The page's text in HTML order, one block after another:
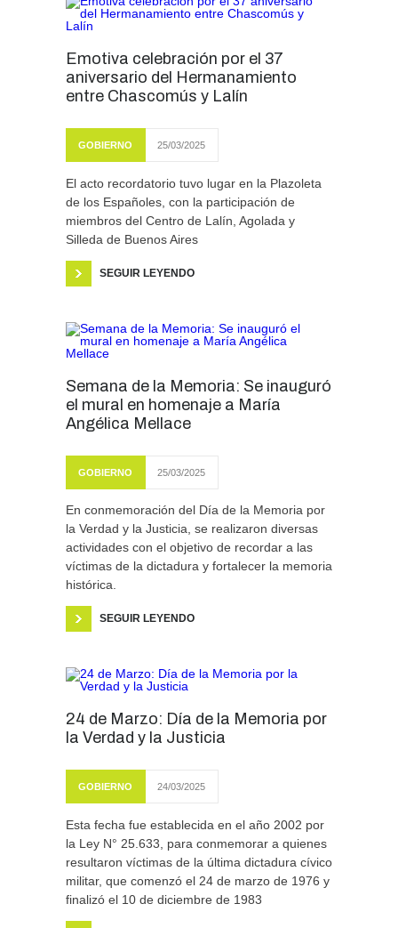
Emotiva celebración por el 37
aniversario del Hermanamiento
entre Chascomús y Lalín
GOBIERNO 25/03/2025
El acto recordatorio tuvo lugar en la Plazoleta
de los Españoles, con la participación de
miembros del Centro de Lalín, Agolada y
Silleda de Buenos Aires
SEGUIR LEYENDO
Semana de la Memoria: Se inauguró
el mural en homenaje a María
Angélica Mellace
GOBIERNO 25/03/2025
En conmemoración del Día de la Memoria por
la Verdad y la Justicia, se realizaron diversas
actividades con el objetivo de recordar a las
víctimas de la dictadura y fortalecer la memoria
histórica.
SEGUIR LEYENDO
24 de Marzo: Día de la Memoria por
la Verdad y la Justicia
GOBIERNO 24/03/2025
Esta fecha fue establecida en el año 2002 por
la Ley N° 25.633, para conmemorar a quienes
resultaron víctimas de la última dictadura cívico
militar, que comenzó el 24 de marzo de 1976 y
finalizó el 10 de diciembre de 1983